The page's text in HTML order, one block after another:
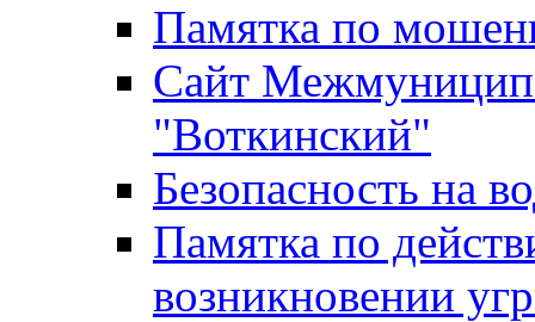
Памятка по
Сайт
"Воткинский"
Безопасность на
Памятка по
возникновении